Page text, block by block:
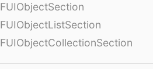
FUIObjectSection
FUIObjectListSection
FUIObjectCollectionSection